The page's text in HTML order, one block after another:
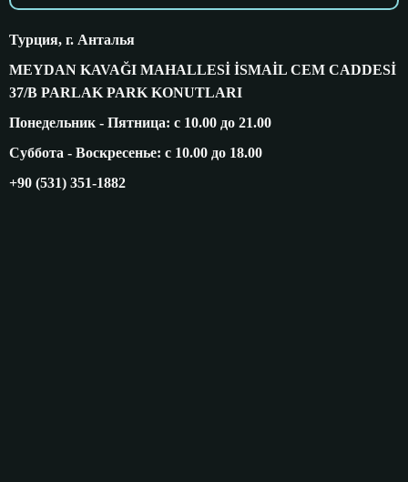
Турция, г. Анталья
MEYDAN KAVAĞI MAHALLESİ İSMAİL CEM CADDESİ
37/B PARLAK PARK KONUTLARI
Понедельник - Пятница: с 10.00 до 21.00
Суббота - Воскресенье: с 10.00 до 18.00
+90 (531) 351-1882